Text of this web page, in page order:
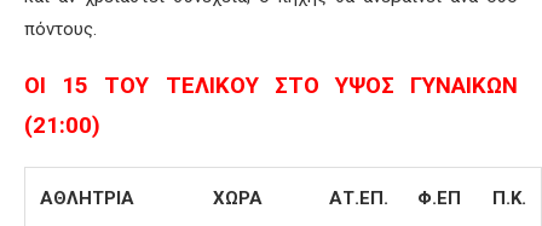
πόντους.
ΟΙ 15 ΤΟΥ ΤΕΛΙΚΟΥ ΣΤΟ ΥΨΟΣ ΓΥΝΑΙΚΩΝ
(21:00)
ΑΘΛΗΤΡΙΑ ΧΩΡΑ ΑΤ.ΕΠ. Φ.ΕΠ Π.Κ.